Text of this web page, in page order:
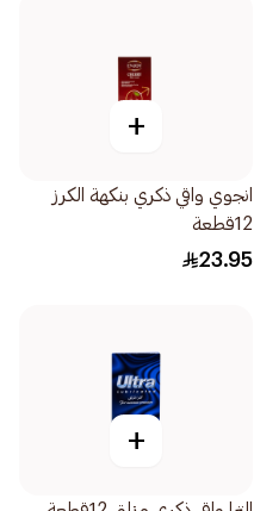
+
انجوي واقي ذكري بنكهة الكرز
12قطعة
23.95
+